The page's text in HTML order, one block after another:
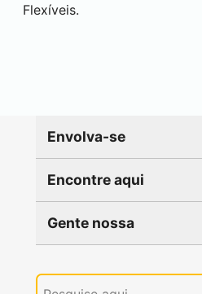
Flexíveis.
Envolva-se
Encontre aqui
Gente nossa